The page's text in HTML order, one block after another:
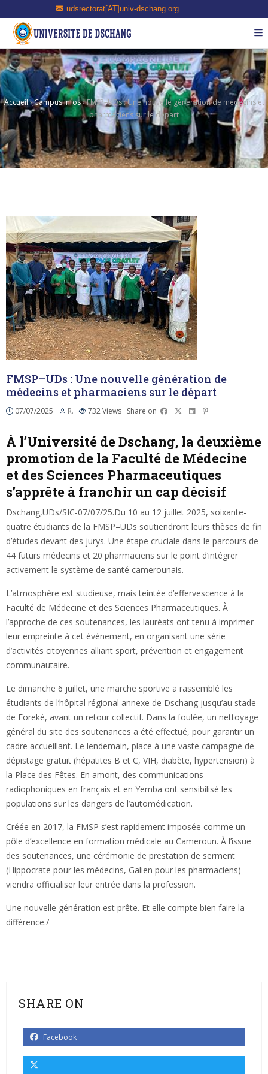
udsrectorat[AT]univ-dschang.org
Accueil›Campus infos›FMSP–UDs : Une nouvelle génération de médecins et
pharmaciens sur le départ
FMSP–UDs : Une nouvelle génération de
médecins et pharmaciens sur le départ
07/07/2025 R. 732Views Share on
À l’Université de Dschang, la deuxième
promotion de la Faculté de Médecine
et des Sciences Pharmaceutiques
s’apprête à franchir un cap décisif
Dschang,UDs/SIC-07/07/25.Du 10 au 12 juillet 2025, soixante-
quatre étudiants de la FMSP–UDs soutiendront leurs thèses de fin
d’études devant des jurys. Une étape cruciale dans le parcours de
44 futurs médecins et 20 pharmaciens sur le point d’intégrer
activement le système de santé camerounais.
L’atmosphère est studieuse, mais teintée d’effervescence à la
Faculté de Médecine et des Sciences Pharmaceutiques. À
l’approche de ces soutenances, les lauréats ont tenu à imprimer
leur empreinte à cet événement, en organisant une série
d’activités citoyennes alliant sport, prévention et engagement
communautaire.
Le dimanche 6 juillet, une marche sportive a rassemblé les
étudiants de l’hôpital régional annexe de Dschang jusqu’au stade
de Foreké, avant un retour collectif. Dans la foulée, un nettoyage
général du site des soutenances a été effectué, pour garantir un
cadre accueillant. Le lendemain, place à une vaste campagne de
dépistage gratuit (hépatites B et C, VIH, diabète, hypertension) à
la Place des Fêtes. En amont, des communications
radiophoniques en français et en Yemba ont sensibilisé les
populations sur les dangers de l’automédication.
Créée en 2017, la FMSP s’est rapidement imposée comme un
pôle d’excellence en formation médicale au Cameroun. À l’issue
des soutenances, une cérémonie de prestation de serment
(Hippocrate pour les médecins, Galien pour les pharmaciens)
viendra officialiser leur entrée dans la profession.
Une nouvelle génération est prête. Et elle compte bien faire la
différence./
SHARE ON
Facebook